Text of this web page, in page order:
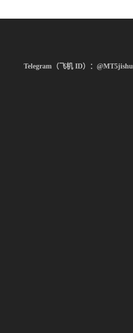
Telegram（飞机 ID）：@MT5jishu